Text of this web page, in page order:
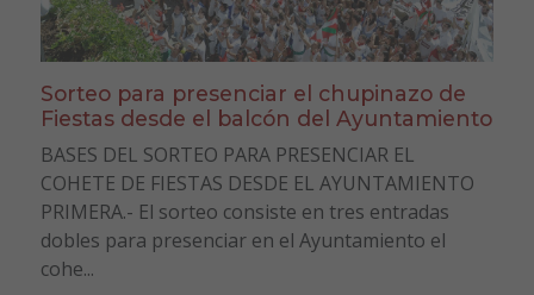
Sorteo para presenciar el chupinazo de
Fiestas desde el balcón del Ayuntamiento
BASES DEL SORTEO PARA PRESENCIAR EL
COHETE DE FIESTAS DESDE EL AYUNTAMIENTO
PRIMERA.- El sorteo consiste en tres entradas
dobles para presenciar en el Ayuntamiento el
cohe...